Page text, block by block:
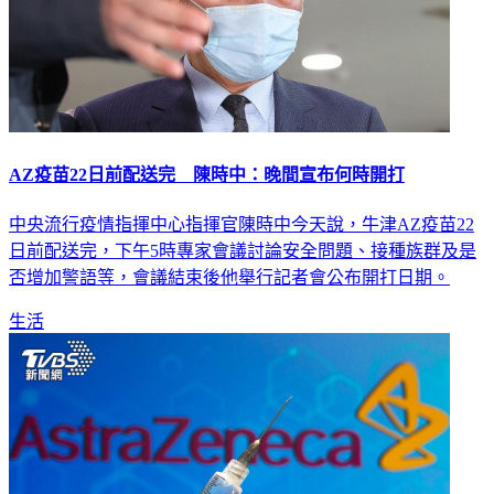
AZ疫苗22日前配送完 陳時中：晚間宣布何時開打
中央流行疫情指揮中心指揮官陳時中今天說，牛津AZ疫苗22
日前配送完，下午5時專家會議討論安全問題、接種族群及是
否增加警語等，會議結束後他舉行記者會公布開打日期。
生活